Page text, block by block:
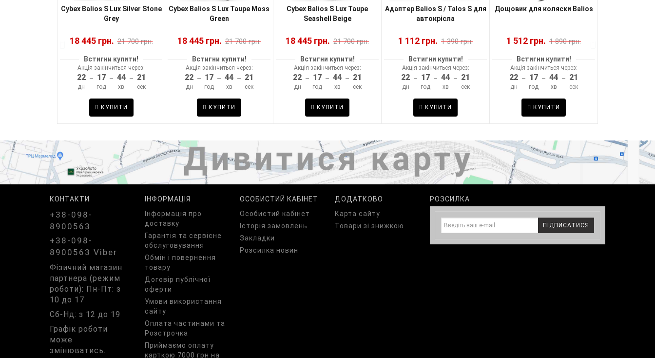
Cybex Balios S Lux Silver Stone
Grey
18 445 грн. 21 700 грн.
Встигни купити!
Акція закінчиться через:
22
дн
– 17
год
– 44
хв
– 20
сек
КУПИТИ
Cybex Balios S Lux Taupe Moss
Green
18 445 грн. 21 700 грн.
Встигни купити!
Акція закінчиться через:
22
дн
– 17
год
– 44
хв
– 20
сек
КУПИТИ
Cybex Balios S Lux Taupe
Seashell Beige
18 445 грн. 21 700 грн.
Встигни купити!
Акція закінчиться через:
22
дн
– 17
год
– 44
хв
– 20
сек
КУПИТИ
Адаптер Balios S / Talos S для
автокрісла
1 112 грн. 1 390 грн.
Встигни купити!
Акція закінчиться через:
22
дн
– 17
год
– 44
хв
– 20
сек
КУПИТИ
Дощовик для коляски Balios
1 512 грн. 1 890 грн.
Встигни купити!
Акція закінчиться через:
22
дн
– 17
год
– 44
хв
– 20
сек
КУПИТИ
КОНТАКТИ
+38-098-
8900563
+38-098-
8900563 Viber
Фізичний магазин
партнера (режим
роботи): Пн-Пт: з
10 до 17
Сб-Нд: з 12 до 19
Графік роботи
може
змінюватись.
ІНФОРМАЦІЯ
Iнформація про
доставку
Гарантія та сервісне
обслуговування
Обмін і повернення
товару
Договір публічної
оферти
Умови використання
сайту
Оплата частинами та
Розстрочка
Приймаємо оплату
карткою 7000 грн на
ОСОБИСТИЙ КАБІНЕТ
Особистий кабінет
Історія замовлень
Закладки
Розсилка новин
ДОДАТКОВО
Карта сайту
Товари зі знижкою
РОЗСИЛКА
ПІДПИСАТИСЯ